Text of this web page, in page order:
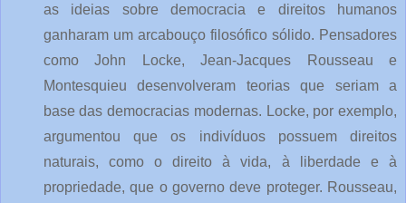
as ideias sobre democracia e direitos humanos
ganharam um arcabouço filosófico sólido. Pensadores
como John Locke, Jean-Jacques Rousseau e
Montesquieu desenvolveram teorias que seriam a
base das democracias modernas. Locke, por exemplo,
argumentou que os indivíduos possuem direitos
naturais, como o direito à vida, à liberdade e à
propriedade, que o governo deve proteger. Rousseau,